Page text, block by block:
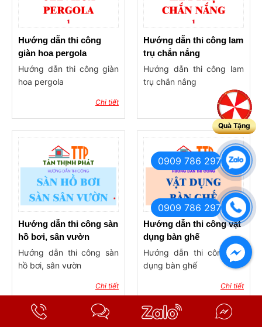
Hướng dẫn thi công
giàn hoa pergola
Hướng dẫn thi công giàn
hoa pergola
Chi tiết
Hướng dẫn thi công lam
trụ chắn nắng
Hướng dẫn thi công lam
trụ chắn nắng
Chi tiết
Hướng dẫn thi công sàn
hồ bơi, sân vườn
Hướng dẫn thi công sàn
hồ bơi, sân vườn
Chi tiết
Hướng dẫn thi công vật
dụng bàn ghế
Hướng dẫn thi công vật
dụng bàn ghế
Chi tiết
Quà Tặng
0909 786 297
0909 786 297